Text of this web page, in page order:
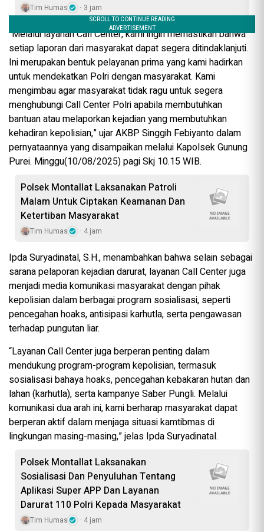
Tim Humas 3 jam
“Melalui layanan Call Center, kami ingin memastikan bahwa
setiap laporan dari masyarakat dapat segera ditindaklanjuti.
Ini merupakan bentuk pelayanan prima yang kami hadirkan
untuk mendekatkan Polri dengan masyarakat. Kami
mengimbau agar masyarakat tidak ragu untuk segera
menghubungi Call Center Polri apabila membutuhkan
bantuan atau melaporkan kejadian yang membutuhkan
kehadiran kepolisian,” ujar AKBP Singgih Febiyanto dalam
pernyataannya yang disampaikan melalui Kapolsek Gunung
Purei. Minggu(10/08/2025) pagi Skj 10.15 WIB.
Polsek Montallat Laksanakan Patroli
Malam Untuk Ciptakan Keamanan Dan
Ketertiban Masyarakat
Tim Humas 4 jam
Ipda Suryadinatal, S.H., menambahkan bahwa selain sebagai
sarana pelaporan kejadian darurat, layanan Call Center juga
menjadi media komunikasi masyarakat dengan pihak
kepolisian dalam berbagai program sosialisasi, seperti
pencegahan hoaks, antisipasi karhutla, serta pengawasan
terhadap pungutan liar.
“Layanan Call Center juga berperan penting dalam
mendukung program-program kepolisian, termasuk
sosialisasi bahaya hoaks, pencegahan kebakaran hutan dan
lahan (karhutla), serta kampanye Saber Pungli. Melalui
komunikasi dua arah ini, kami berharap masyarakat dapat
berperan aktif dalam menjaga situasi kamtibmas di
lingkungan masing-masing,” jelas Ipda Suryadinatal.
Polsek Montallat Laksanakan
Sosialisasi Dan Penyuluhan Tentang
Aplikasi Super APP Dan Layanan
Darurat 110 Polri Kepada Masyarakat
Tim Humas 4 jam